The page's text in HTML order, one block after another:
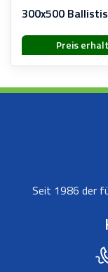
300x500
Preis
Seit 1986 der